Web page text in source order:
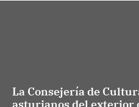
La Consejería de